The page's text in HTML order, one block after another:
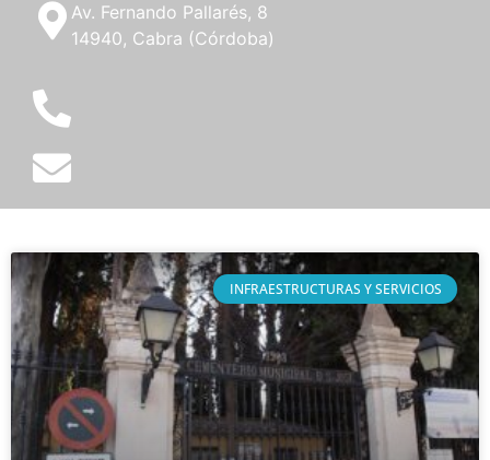
Av. Fernando Pallarés, 8
14940, Cabra (Córdoba)
INFRAESTRUCTURAS Y SERVICIOS